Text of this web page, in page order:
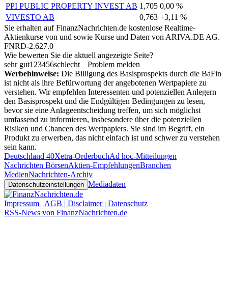
PPI PUBLIC PROPERTY INVEST AB 1,705 0,00 %
VIVESTO AB
0,763 +3,11 %
Sie erhalten auf FinanzNachrichten.de kostenlose Realtime-
Aktienkurse von und sowie Kurse und Daten von ARIVA.DE AG.
FNRD-2.627.0
Wie bewerten Sie die aktuell angezeigte Seite?
sehr gut1 23456schlecht
Problem melden
Werbehinweise: Die Billigung des Basisprospekts durch die BaFin
ist nicht als ihre Befürwortung der angebotenen Wertpapiere zu
verstehen. Wir empfehlen Interessenten und potenziellen Anlegern
den Basisprospekt und die Endgültigen Bedingungen zu lesen,
bevor sie eine Anlageentscheidung treffen, um sich möglichst
umfassend zu informieren, insbesondere über die potenziellen
Risiken und Chancen des Wertpapiers. Sie sind im Begriff, ein
Produkt zu erwerben, das nicht einfach ist und schwer zu verstehen
sein kann.
Deutschland 40Xetra-OrderbuchAd hoc-Mitteilungen
Nachrichten BörsenAktien-EmpfehlungenBranchen
MedienNachrichten-Archiv
Datenschutzeinstellungen Mediadaten
Impressum | AGB | Disclaimer | Datenschutz
RSS-News von FinanzNachrichten.de